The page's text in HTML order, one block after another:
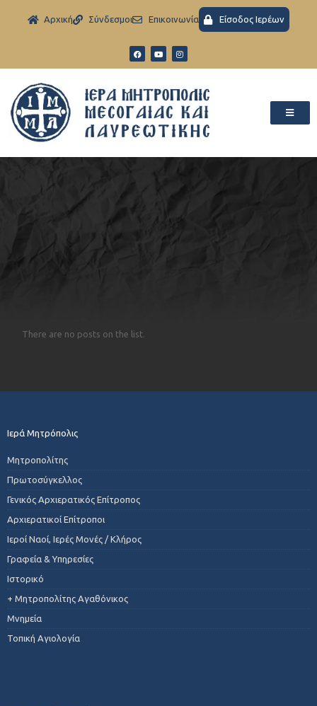
Aρχική Σύνδεσμοι Eπικοινωνία Είσοδος Ιερέων
There are no posts on the list.
Ιερά Μητρόπολις
Μητροπολίτης
Πρωτοσύγκελλος
Γενικός Αρχιερατικός Επίτροπος
Αρχιερατικοί Επίτροποι
Ιεροί Ναοί, Ιερές Μονές / Κλήρος
Γραφεία & Υπηρεσίες
Ιστορικό
+ Μητροπολίτης Αγαθόνικος
Μνημεία
Τοπική Αγιολογία